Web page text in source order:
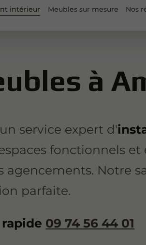
intérieur Meubles sur mesure
Nos
à
service expert d'
fonctionnels et
Notre
parfaite.
09 74 56 44 01